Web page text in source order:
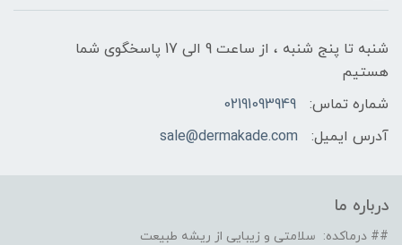
شنبه تا پنج شنبه ، از ساعت 9 الی 17 پاسخگوی شما
هستیم
شماره تماس:
02191093949
آدرس ایمیل:
sale@dermakade.com
درباره ما
## درماکده: سلامتی و زیبایی از ریشه طبیعت